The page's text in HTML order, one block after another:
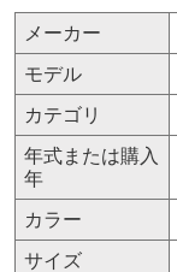
メーカー
モデル
カテゴリ
年式または購入
年
カラー
サイズ